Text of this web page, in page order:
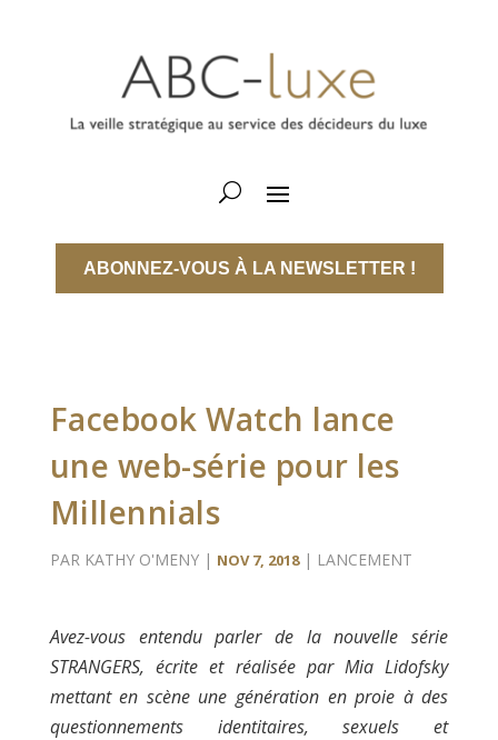
ABONNEZ-VOUS À LA NEWSLETTER !
Facebook Watch lance
une web-série pour les
Millennials
PAR KATHY O'MENY| NOV 7, 2018| LANCEMENT
Avez-vous entendu parler de la nouvelle série
STRANGERS, écrite et réalisée par Mia Lidofsky
mettant en scène une génération en proie à des
questionnements identitaires, sexuels et